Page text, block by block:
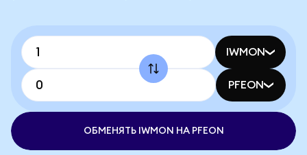
IWMON
PFEON
ОБМЕНЯТЬ IWMON НА PFEON